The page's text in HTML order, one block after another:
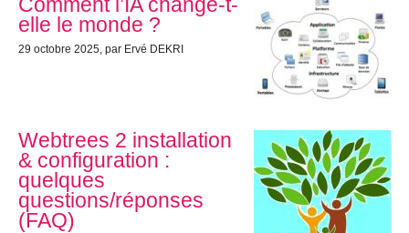
elle le monde ?
29 octobre 2025, par Ervé DEKRI
Webtrees 2 installation
& configuration :
quelques
questions/réponses
(FAQ)